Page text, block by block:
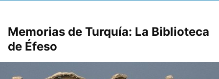
Memorias de Turquía: La Biblioteca
de Éfeso